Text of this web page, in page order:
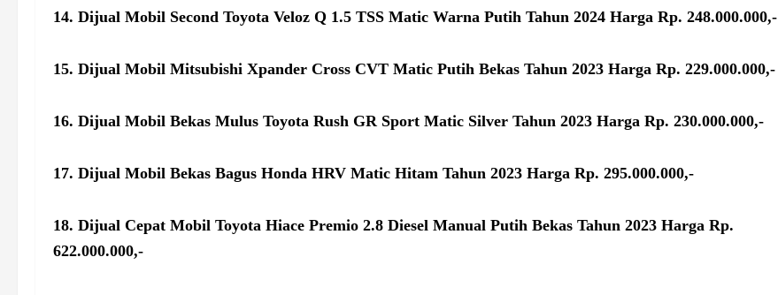
14. Dijual Mobil Second Toyota Veloz Q 1.5 TSS Matic Warna Putih Tahun 2024 Harga Rp. 248.000.000,-
15. Dijual Mobil Mitsubishi Xpander Cross CVT Matic Putih Bekas Tahun 2023 Harga Rp. 229.000.000,-
16. Dijual Mobil Bekas Mulus Toyota Rush GR Sport Matic Silver Tahun 2023 Harga Rp. 230.000.000,-
17. Dijual Mobil Bekas Bagus Honda HRV Matic Hitam Tahun 2023 Harga Rp. 295.000.000,-
18. Dijual Cepat Mobil Toyota Hiace Premio 2.8 Diesel Manual Putih Bekas Tahun 2023 Harga Rp.
622.000.000,-